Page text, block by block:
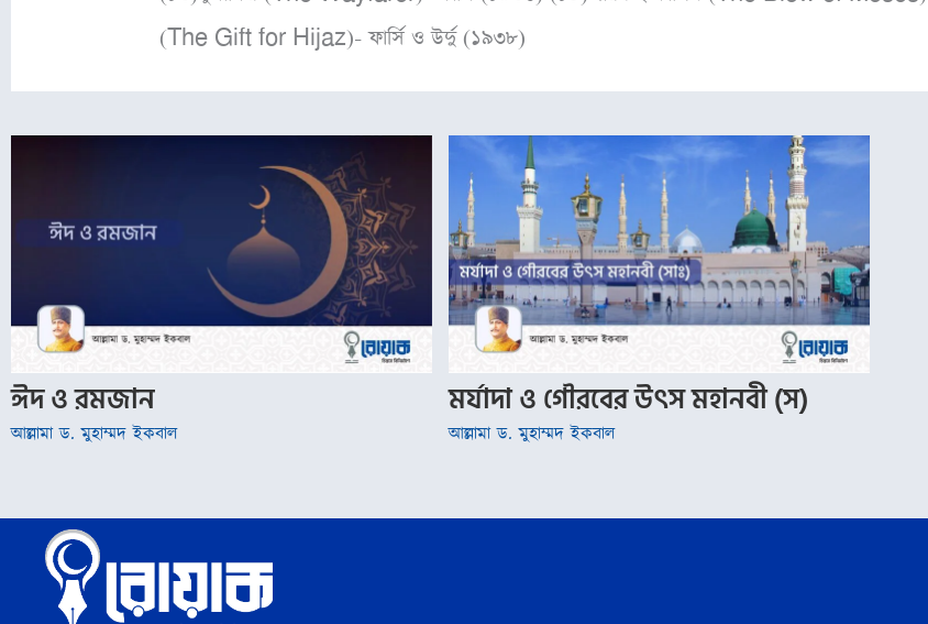
(The Gift for Hijaz)- ফার্সি ও উর্দু (১৯৩৮)
ঈদ ও রমজান
আল্লামা ড. মুহাম্মদ ইকবাল
মর্যাদা ও গৌরবের উৎস মহানবী (স)
আল্লামা ড. মুহাম্মদ ইকবাল